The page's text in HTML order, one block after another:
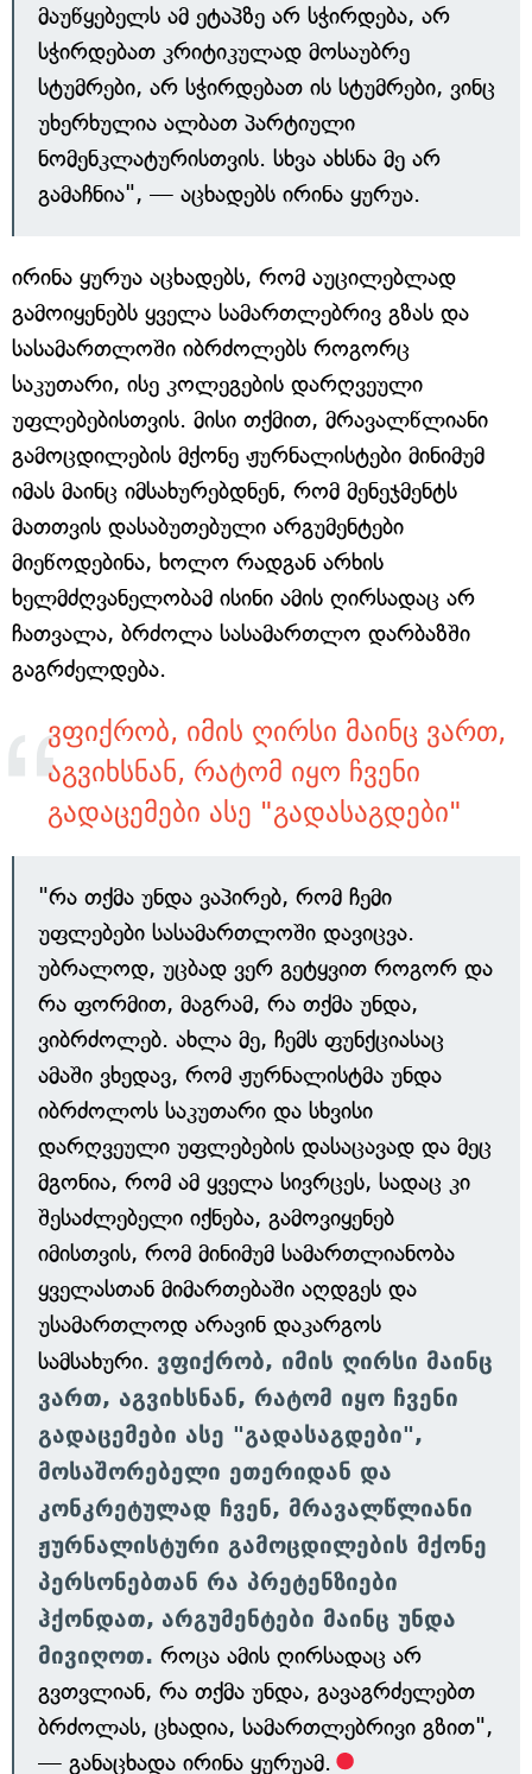
მაუწყებელს ამ ეტაპზე არ სჭირდება, არ
სჭირდებათ კრიტიკულად მოსაუბრე
სტუმრები, არ სჭირდებათ ის სტუმრები, ვინც
უხერხულია ალბათ პარტიული
ნომენკლატურისთვის. სხვა ახსნა მე არ
გამაჩნია", — აცხადებს ირინა ყურუა.
ირინა ყურუა აცხადებს, რომ აუცილებლად
გამოიყენებს ყველა სამართლებრივ გზას და
სასამართლოში იბრძოლებს როგორც
საკუთარი, ისე კოლეგების დარღვეული
უფლებებისთვის. მისი თქმით, მრავალწლიანი
გამოცდილების მქონე ჟურნალისტები მინიმუმ
იმას მაინც იმსახურებდნენ, რომ მენეჯმენტს
მათთვის დასაბუთებული არგუმენტები
მიეწოდებინა, ხოლო რადგან არხის
ხელმძღვანელობამ ისინი ამის ღირსადაც არ
ჩათვალა, ბრძოლა სასამართლო დარბაზში
გაგრძელდება.
ვფიქრობ, იმის ღირსი მაინც ვართ,
აგვიხსნან, რატომ იყო ჩვენი
გადაცემები ასე "გადასაგდები"
"რა თქმა უნდა ვაპირებ, რომ ჩემი
უფლებები სასამართლოში დავიცვა.
უბრალოდ, უცბად ვერ გეტყვით როგორ და
რა ფორმით, მაგრამ, რა თქმა უნდა,
ვიბრძოლებ. ახლა მე, ჩემს ფუნქციასაც
ამაში ვხედავ, რომ ჟურნალისტმა უნდა
იბრძოლოს საკუთარი და სხვისი
დარღვეული უფლებების დასაცავად და მეც
მგონია, რომ ამ ყველა სივრცეს, სადაც კი
შესაძლებელი იქნება, გამოვიყენებ
იმისთვის, რომ მინიმუმ სამართლიანობა
ყველასთან მიმართებაში აღდგეს და
უსამართლოდ არავინ დაკარგოს
სამსახური. ვფიქრობ, იმის ღირსი მაინც
ვართ, აგვიხსნან, რატომ იყო ჩვენი
გადაცემები ასე "გადასაგდები",
მოსაშორებელი ეთერიდან და
კონკრეტულად ჩვენ, მრავალწლიანი
ჟურნალისტური გამოცდილების მქონე
პერსონებთან რა პრეტენზიები
ჰქონდათ, არგუმენტები მაინც უნდა
მივიღოთ. როცა ამის ღირსადაც არ
გვთვლიან, რა თქმა უნდა, გავაგრძელებთ
ბრძოლას, ცხადია, სამართლებრივი გზით",
— განაცხადა ირინა ყურუამ.